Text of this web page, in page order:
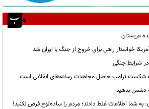
عربستان
خواستار راهی برای خروج از جنگ با ایران شد
شرایط جنگی
شکست ترامپ حاصل مجاهدت رسانه‌های انقلابی است
دشمن بدهید
شما اطلاعات غلط دادند؛ مردم را ساده‌لوح فرض نکنید!